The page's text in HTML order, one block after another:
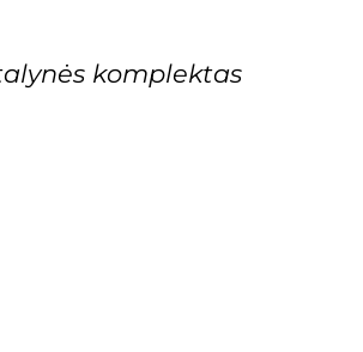
komplektas